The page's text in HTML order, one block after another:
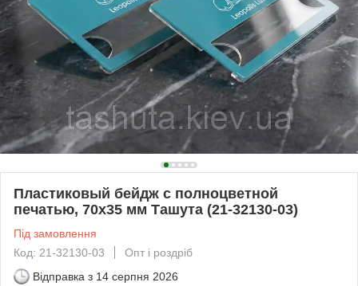
Пластиковый бейдж с полноцветной
печатью, 70х35 мм Ташута (21-32130-03)
Під замовлення
Код: 21-32130-03
Опт і роздріб
Відправка з 14 серпня 2026